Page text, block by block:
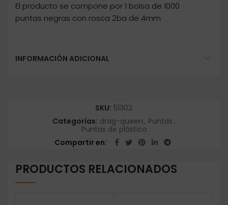
El producto se compone por 1 bolsa de 1000
puntas negras con rosca 2ba de 4mm
INFORMACIÓN ADICIONAL
SKU: 51302
Categorías: drag-queen, Puntas,
Puntas de plástico
Compartir en
PRODUCTOS RELACIONADOS